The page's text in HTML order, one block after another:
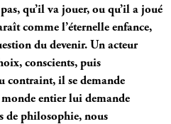
qu’il va jouer, ou qu’il a joué
comme l’éternelle enfance,
du devenir. Un acteur
conscients, puis
contraint, il se demande
entier lui demande
de philosophie, nous